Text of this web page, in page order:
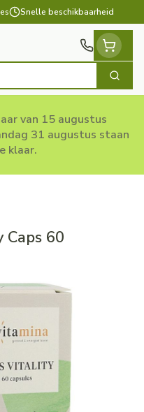
Snelle beschikbaarheid
Zoek
van 15 augustus
31 augustus staan
klaar.
60